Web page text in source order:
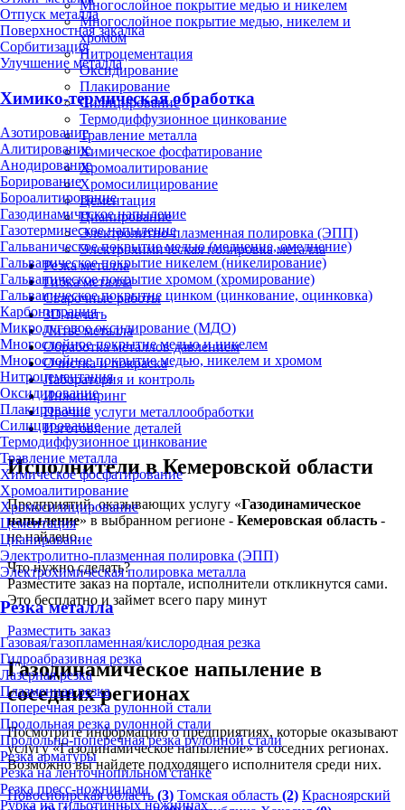
Отпуск металла
Поверхностная закалка
Сорбитизация
Улучшение металла
Химико-термическая обработка
Азотирование
Алитирование
Анодирование
Борирование
Бороалитирование
Газодинамическое напыление
Газотермическое напыление
Гальваническое покрытие медью (меднение, омеднение)
Гальваническое покрытие никелем (никелирование)
Гальваническое покрытие хромом (хромирование)
Гальваническое покрытие цинком (цинкование, оцинковка)
Карбонитрация
Микродуговое оксидирование (МДО)
Многослойное покрытие медью и никелем
Многослойное покрытие медью, никелем и хромом
Нитроцементация
Оксидирование
Плакирование
Силицирование
Термодиффузионное цинкование
Травление металла
Химическое фосфатирование
Хромоалитирование
Хромосилицирование
Цементация
Цианирование
Электролитно-плазменная полировка (ЭПП)
Электрохимическая полировка металла
Резка металла
Газовая/газопламенная/кислородная резка
Гидроабразивная резка
Лазерная резка
Плазменная резка
Поперечная резка рулонной стали
Продольная резка рулонной стали
Продольно-поперечная резка рулонной стали
Резка арматуры
Резка на ленточнопильном станке
Резка пресс-ножницами
Рубка на гильотинных ножницах
Многослойное покрытие медью и никелем
Многослойное покрытие медью, никелем и
хромом
Нитроцементация
Оксидирование
Плакирование
Силицирование
Термодиффузионное цинкование
Травление металла
Химическое фосфатирование
Хромоалитирование
Хромосилицирование
Цементация
Цианирование
Электролитно-плазменная полировка (ЭПП)
Электрохимическая полировка металла
Резка металла
Гибка металла
Сварочные работы
3D-печать
Литьё металла
Обработка металлов давлением
Очистка и покраска
Лаборатория и контроль
Инжиниринг
Прочие услуги металлообработки
Изготовление деталей
Исполнители в Кемеровской области
Предприятий, оказывающих услугу «Газодинамическое
напыление» в выбранном регионе - Кемеровская область -
не найдено.
Что нужно сделать?
Разместите заказ на портале, исполнители откликнутся сами.
Это бесплатно и займет всего пару минут
Разместить заказ
Газодинамическое напыление в
соседних регионах
Посмотрите информацию о предприятиях, которые оказывают
услугу «Газодинамическое напыление» в соседних регионах.
Возможно вы найдете подходящего исполнителя среди них.
Новосибирская область (3) Томская область (2) Красноярский